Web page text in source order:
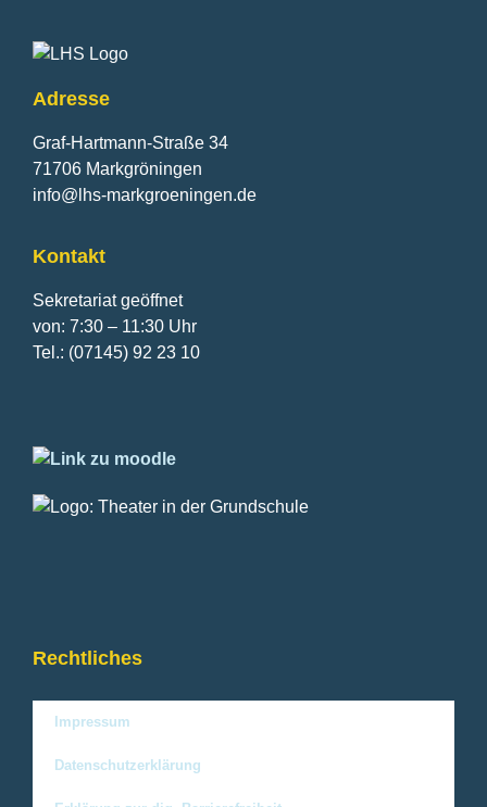
Adresse
Graf-Hartmann-Straße 34
71706 Markgröningen
info@lhs-markgroeningen.de
Kontakt
Sekretariat geöffnet
von: 7:30 – 11:30 Uhr
Tel.: (07145) 92 23 10
Rechtliches
Impressum
Datenschutzerklärung